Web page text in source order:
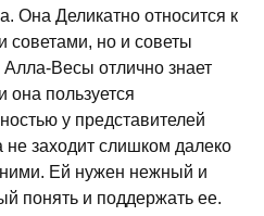
Она Деликатно относится к
советами, но и советы
Алла-Весы отлично знает
она пользуется
у представителей
не заходит слишком далеко
Ей нужен нежный и
понять и поддержать ее.